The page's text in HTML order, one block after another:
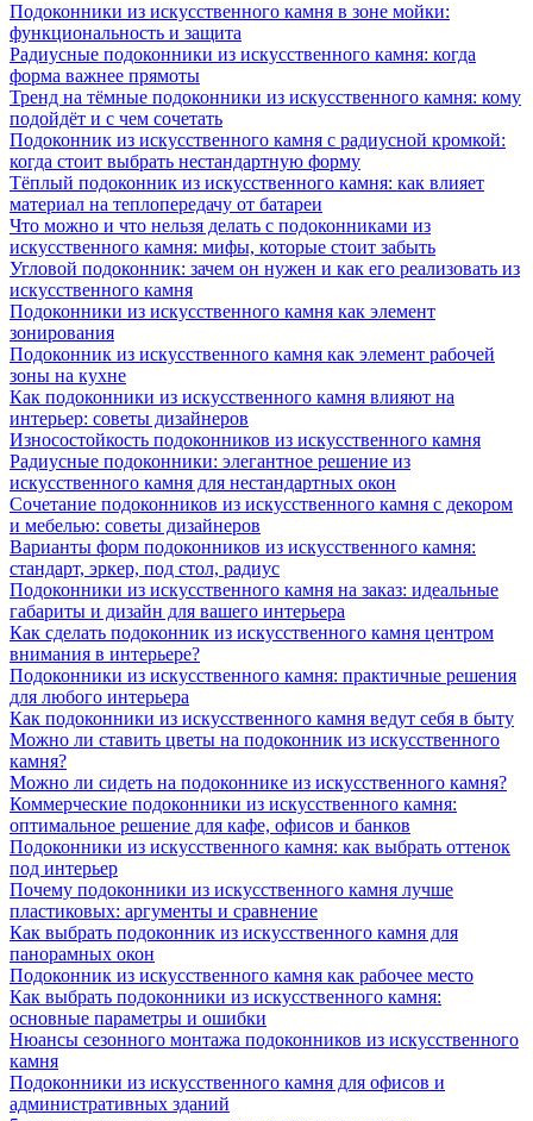
Подоконники из искусственного камня в зоне мойки:
функциональность и защита
Радиусные подоконники из искусственного камня: когда
форма важнее прямоты
Тренд на тёмные подоконники из искусственного камня: кому
подойдёт и с чем сочетать
Подоконник из искусственного камня с радиусной кромкой:
когда стоит выбрать нестандартную форму
Тёплый подоконник из искусственного камня: как влияет
материал на теплопередачу от батареи
Что можно и что нельзя делать с подоконниками из
искусственного камня: мифы, которые стоит забыть
Угловой подоконник: зачем он нужен и как его реализовать из
искусственного камня
Подоконники из искусственного камня как элемент
зонирования
Подоконник из искусственного камня как элемент рабочей
зоны на кухне
Как подоконники из искусственного камня влияют на
интерьер: советы дизайнеров
Износостойкость подоконников из искусственного камня
Радиусные подоконники: элегантное решение из
искусственного камня для нестандартных окон
Сочетание подоконников из искусственного камня с декором
и мебелью: советы дизайнеров
Варианты форм подоконников из искусственного камня:
стандарт, эркер, под стол, радиус
Подоконники из искусственного камня на заказ: идеальные
габариты и дизайн для вашего интерьера
Как сделать подоконник из искусственного камня центром
внимания в интерьере?
Подоконники из искусственного камня: практичные решения
для любого интерьера
Как подоконники из искусственного камня ведут себя в быту
Можно ли ставить цветы на подоконник из искусственного
камня?
Можно ли сидеть на подоконнике из искусственного камня?
Коммерческие подоконники из искусственного камня:
оптимальное решение для кафе, офисов и банков
Подоконники из искусственного камня: как выбрать оттенок
под интерьер
Почему подоконники из искусственного камня лучше
пластиковых: аргументы и сравнение
Как выбрать подоконник из искусственного камня для
панорамных окон
Подоконник из искусственного камня как рабочее место
Как выбрать подоконники из искусственного камня:
основные параметры и ошибки
Нюансы сезонного монтажа подоконников из искусственного
камня
Подоконники из искусственного камня для офисов и
административных зданий